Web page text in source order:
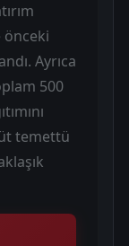
önceki
Ayrıca
500
temettü